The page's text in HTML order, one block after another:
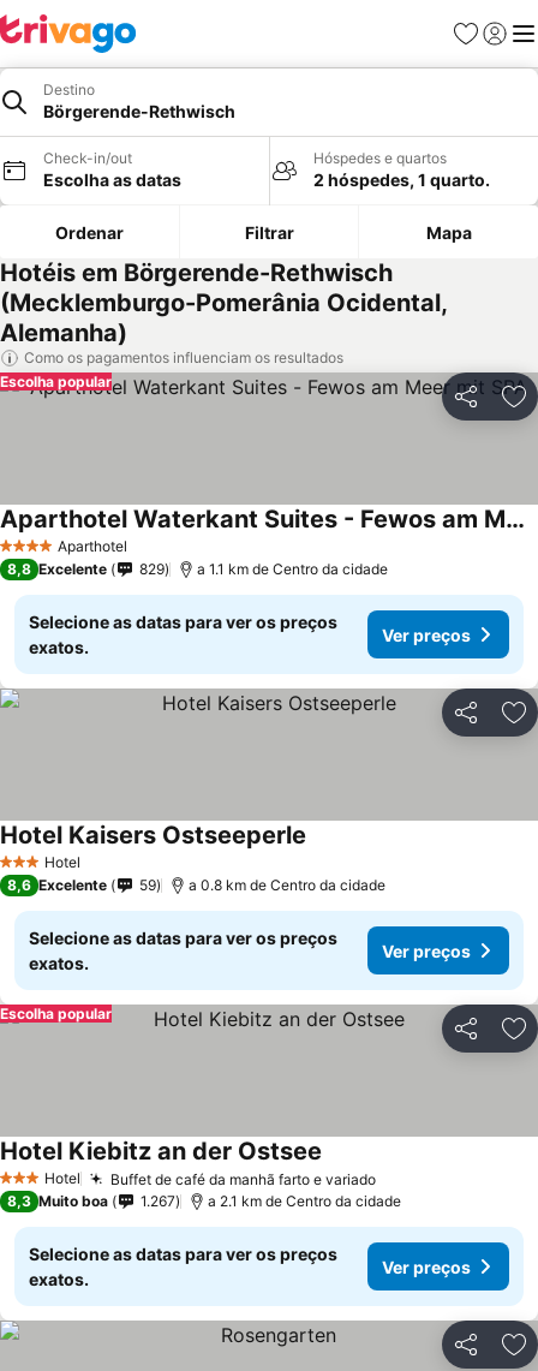
Favoritos
Iniciar
Destino
Börgerende-Rethwisch
Check-in/out
Escolha as datas
Hóspedes e quartos
2 hóspedes, 1 quarto.
Ordenar Filtrar Mapa
Hotéis em Börgerende-Rethwisch
(Mecklemburgo-Pomerânia Ocidental,
Alemanha)
Como os pagamentos influenciam os resultados
Partilhar
Escolha popular
4 EstrelasAparthotel
Aparthotel Waterkant Suites - Fewos am Meer mit SPA
8,8 Excelente 829 a 1.1 km de Centro da cidade
Selecione as datas para ver os preços
exatos.
Ver preços
Partilhar
3 EstrelasHotel
Hotel Kaisers Ostseeperle
8,6 Excelente 59 a 0.8 km de Centro da cidade
Selecione as datas para ver os preços
exatos.
Ver preços
Partilhar
Escolha popular
3 EstrelasHotel Buffet de café da manhã farto e variado
Hotel Kiebitz an der Ostsee
8,3 Muito boa 1.267 a 2.1 km de Centro da cidade
Selecione as datas para ver os preços
exatos.
Ver preços
Partilhar